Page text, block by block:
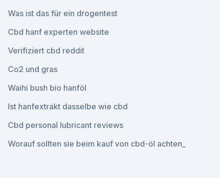
Was ist das für ein drogentest
Cbd hanf experten website
Verifiziert cbd reddit
Co2 und gras
Waihi bush bio hanföl
Ist hanfextrakt dasselbe wie cbd
Cbd personal lubricant reviews
Worauf sollten sie beim kauf von cbd-öl achten_